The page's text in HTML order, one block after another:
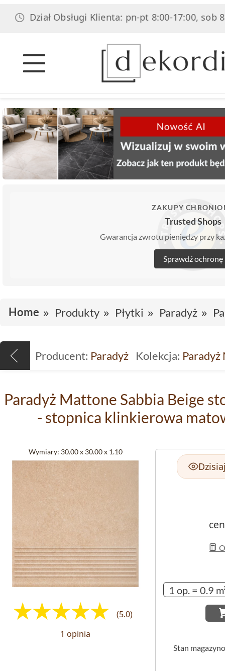
Obsługi Klienta: pn-pt 8:00-17:00, sob 8:00-
ZAKUPY
Trusted Shops
Gwarancja zwrotu pieniędzy przy
Sprawdź ochronę
Home Produkty Płytki Paradyż
Producent: Paradyż Kolekcja:
Paradyż Mattone Sabbia Beige
- stopnica klinkierowa
Wymiary: 30.00 x 30.00 x 1.10
(5.0)
1 opinia
Stan